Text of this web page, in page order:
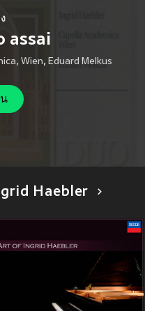
assai
Wien, Eduard Melkus
Haebler